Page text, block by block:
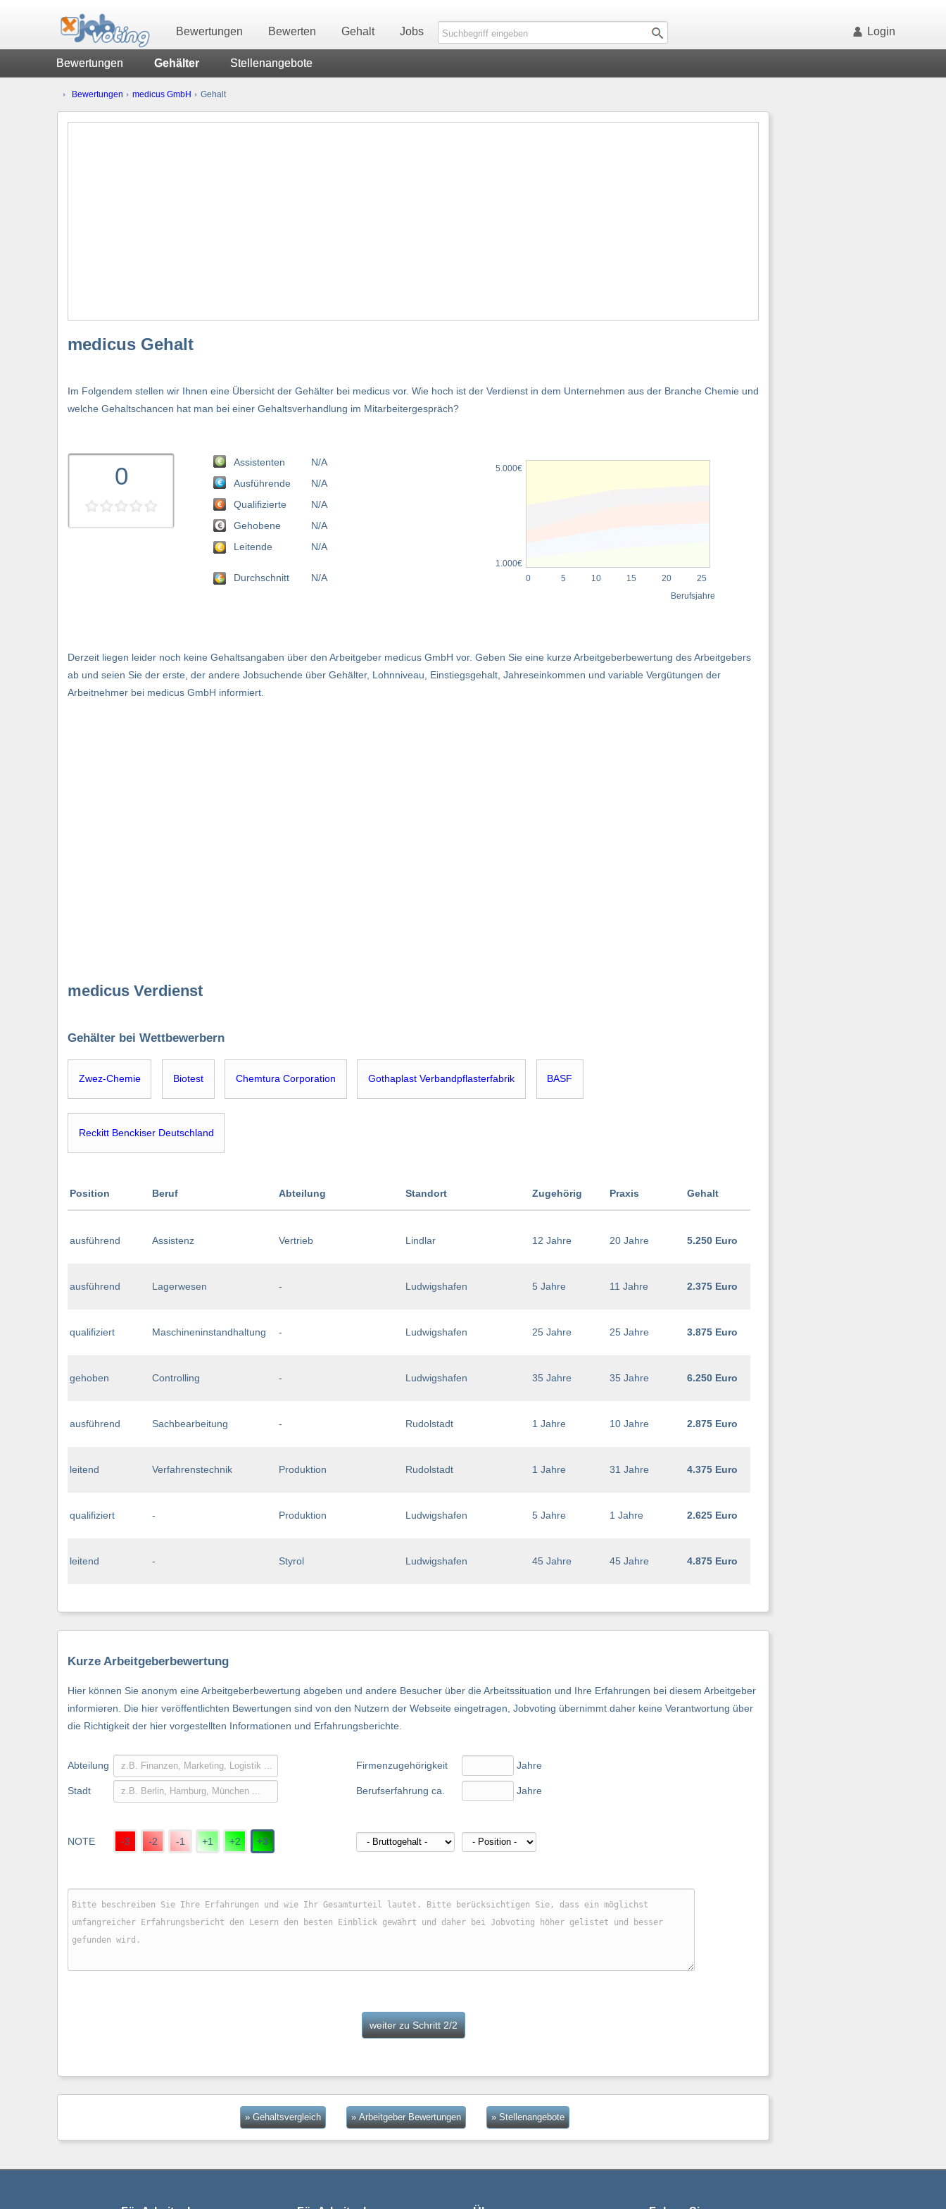
Bewertungen Bewerten Gehalt Jobs Login
Bewertungen Gehälter Stellenangebote
Bewertungen medicus GmbH Gehalt
medicus Gehalt
Im Folgendem stellen wir Ihnen eine Übersicht der Gehälter bei medicus vor. Wie hoch ist der Verdienst in dem Unternehmen aus der Branche Chemie und
welche Gehaltschancen hat man bei einer Gehaltsverhandlung im Mitarbeitergespräch?
0
Assistenten
Ausführende
Qualifizierte
Gehobene
Leitende
Durchschnitt
N/A
N/A
N/A
N/A
N/A
N/A
5.000€
1.000€
0
5 10 15 20 25
Berufsjahre
Derzeit liegen leider noch keine Gehaltsangaben über den Arbeitgeber medicus GmbH vor. Geben Sie eine kurze Arbeitgeberbewertung des Arbeitgebers
ab und seien Sie der erste, der andere Jobsuchende über Gehälter, Lohnniveau, Einstiegsgehalt, Jahreseinkommen und variable Vergütungen der
Arbeitnehmer bei medicus GmbH informiert.
medicus Verdienst
Gehälter bei Wettbewerbern
Zwez-Chemie Biotest Chemtura Corporation Gothaplast Verbandpflasterfabrik BASF
Reckitt Benckiser Deutschland
Position Beruf Abteilung Standort Zugehörig Praxis Gehalt
ausführend Assistenz Vertrieb Lindlar 12 Jahre 20 Jahre 5.250 Euro
ausführend Lagerwesen - Ludwigshafen 5 Jahre 11 Jahre 2.375 Euro
qualifiziert Maschineninstandhaltung - Ludwigshafen 25 Jahre 25 Jahre 3.875 Euro
gehoben Controlling - Ludwigshafen 35 Jahre 35 Jahre 6.250 Euro
ausführend Sachbearbeitung - Rudolstadt 1 Jahre 10 Jahre 2.875 Euro
leitend Verfahrenstechnik Produktion Rudolstadt 1 Jahre 31 Jahre 4.375 Euro
qualifiziert - Produktion Ludwigshafen 5 Jahre 1 Jahre 2.625 Euro
leitend - Styrol Ludwigshafen 45 Jahre 45 Jahre 4.875 Euro
Kurze Arbeitgeberbewertung
Hier können Sie anonym eine Arbeitgeberbewertung abgeben und andere Besucher über die Arbeitssituation und Ihre Erfahrungen bei diesem Arbeitgeber
informieren. Die hier veröffentlichten Bewertungen sind von den Nutzern der Webseite eingetragen, Jobvoting übernimmt daher keine Verantwortung über
die Richtigkeit der hier vorgestellten Informationen und Erfahrungsberichte.
Abteilung
Stadt
NOTE -3 -2 -1 +1 +2 +3
Firmenzugehörigkeit
Berufserfahrung ca.
Jahre
Jahre
» Gehaltsvergleich » Arbeitgeber Bewertungen » Stellenangebote